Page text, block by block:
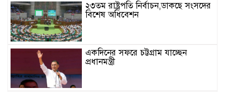
২৩তম রাষ্ট্রপতি নির্বাচন,ডাকছে সংসদের
বিশেষ অধিবেশন
একদিনের সফরে চট্টগ্রাম যাচ্ছেন
প্রধানমন্ত্রী